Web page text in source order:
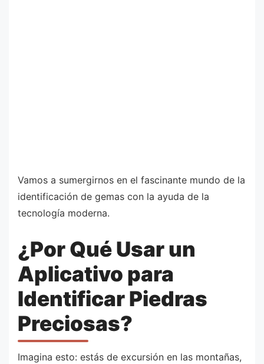
Vamos a sumergirnos en el fascinante mundo de la
identificación de gemas con la ayuda de la
tecnología moderna.
¿Por Qué Usar un
Aplicativo para
Identificar Piedras
Preciosas?
Imagina esto: estás de excursión en las montañas,